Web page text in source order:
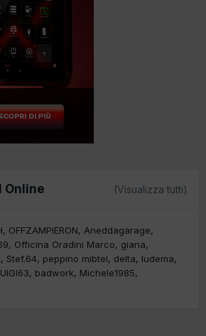
Online (Visualizza tutti)
OFFZAMPIERON Aneddagarage
Officina Oradini Marco
giana
Stef.64 peppino mibtel delta
ludema
badwork
Michele1985